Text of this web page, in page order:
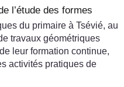
l’étude des formes
du primaire à Tsévié, au
travaux géométriques
leur formation continue,
activités pratiques de